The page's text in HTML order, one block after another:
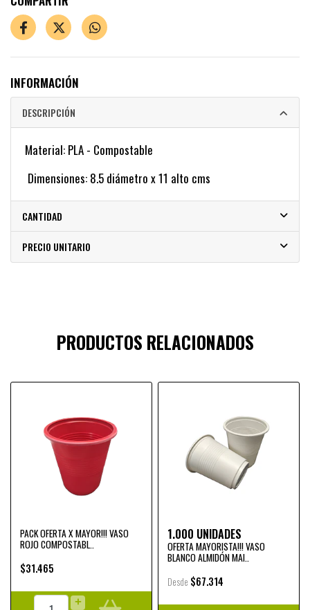
INFORMACIÓN
DESCRIPCIÓN
Material: PLA - Compostable
Dimensiones: 8.5 diámetro x 11 alto cms
CANTIDAD
PRECIO UNITARIO
PRODUCTOS RELACIONADOS
PACK OFERTA X MAYOR!!! VASO
ROJO COMPOSTABL..
$31.465
+
1.000 UNIDADES
OFERTA MAYORISTA!!! VASO
BLANCO ALMIDÓN MAI..
Desde $67.314